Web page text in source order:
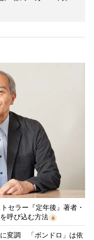
セラー『定年後』著者・
呼び込む方法
変調 「ボンドロ」は依